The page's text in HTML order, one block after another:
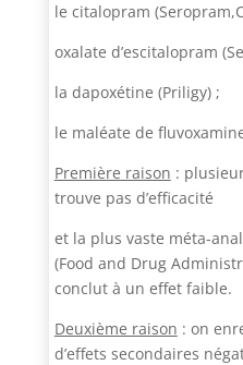
le citalopram
oxalate d’escitalopram
la dapoxétine (Priligy) ;
le maléate de
Première raison :
trouve pas d’efficacité
et la plus vaste méta-
(Food and Drug
conclut à un effet faible.
Deuxième raison : on
d’effets secondaires